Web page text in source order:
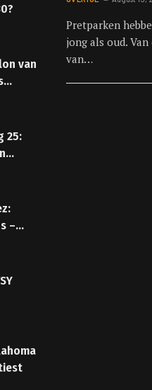
van
25:
–
Pretparken
jong als oud.
van…